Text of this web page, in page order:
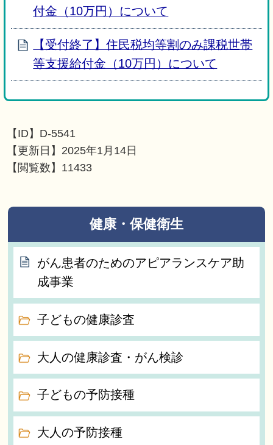
付金（10万円）について
【受付終了】住民税均等割のみ課税世帯
等支援給付金（10万円）について
【ID】 D-5541
【更新日】 2025年1月14日
【閲覧数】 11433
健康・保健衛生
がん患者のためのアピアランスケア助
成事業
子どもの健康診査
大人の健康診査・がん検診
子どもの予防接種
大人の予防接種